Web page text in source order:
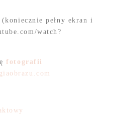
pełny ekran i
watch?
fotografii